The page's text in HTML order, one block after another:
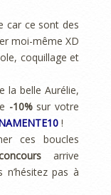
car ce sont des
moi-même XD
coquillage et
la belle Aurélie,
-10%sur votre
!
ces boucles
arrive
n’hésitez pas à